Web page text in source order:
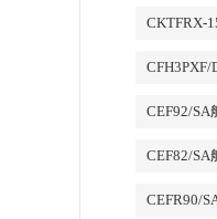
CKTFRX-
CEF92/SA
CEF82/SA
CEFR90/